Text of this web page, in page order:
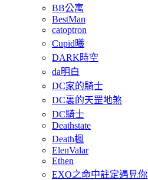
BB公寓
BestMan
catoptron
Cupid曦
DARK時空
da明白
DC家的騎士
DC裏的天罡地煞
DC騎士
Deathstate
Death楓
ElenValar
Ethen
EXO之命中註定遇見你